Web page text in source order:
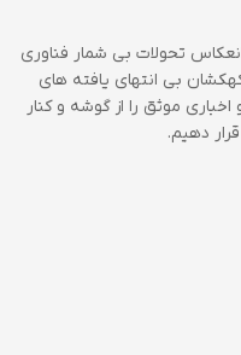
تحولات بی شمار فناوری
بی انتهای یافته های
موثق را از گوشه و کنار
دهیم.